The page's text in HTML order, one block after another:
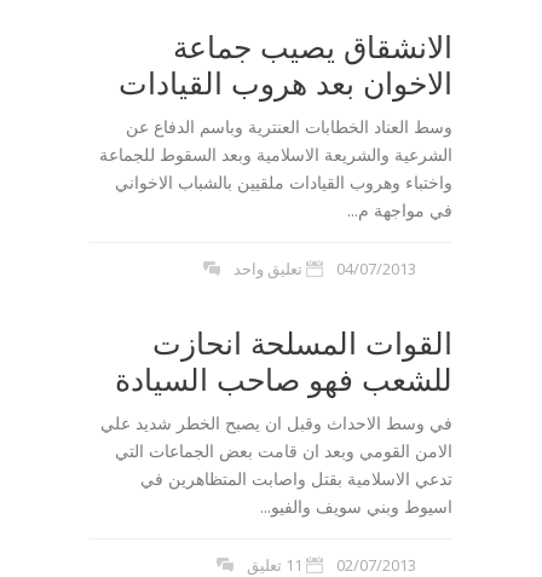
الانشقاق يصيب جماعة
الاخوان بعد هروب القيادات
وسط العناد الخطابات العنترية وباسم الدفاع عن
الشرعية والشريعة الاسلامية وبعد السقوط للجماعة
واختباء وهروب القيادات ملقيين بالشباب الاخواني
في مواجهة م...
04/07/2013 تعليق واحد
القوات المسلحة انحازت
للشعب فهو صاحب السيادة
في وسط الاحداث وقبل ان يصبح الخطر شديد علي
الامن القومي وبعد ان قامت بعض الجماعات التي
تدعي الاسلامية بقتل واصابت المتظاهرين في
اسيوط وبني سويف والفيو...
02/07/2013 11 تعليق